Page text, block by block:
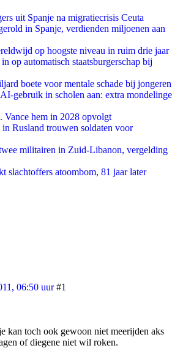
uit Spanje na migratiecrisis Ceuta
in Spanje, verdienden miljoenen aan
op hoogste niveau in ruim drie jaar
op automatisch staatsburgerschap bij
boete voor mentale schade bij jongeren
gebruik in scholen aan: extra mondelinge
Vance hem in 2028 opvolgt
Rusland trouwen soldaten voor
militairen in Zuid-Libanon, vergelding
slachtoffers atoombom, 81 jaar later
06:50 uur #1
kan toch ook gewoon niet meerijden aks
of diegene niet wil roken.